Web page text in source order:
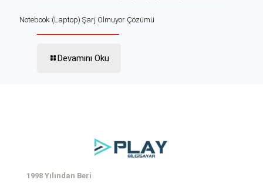
Notebook (Laptop) Şarj Olmuyor Çözümü
Devamını Oku
1998 Yılından Beri